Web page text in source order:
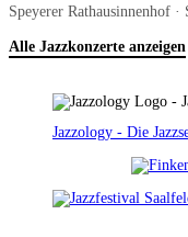
Speyerer Rathausinnenhof ·
Alle Jazzkonzerte anzeigen
Jazzology - Die